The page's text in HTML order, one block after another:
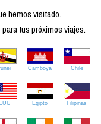
hemos visitado.
tus próximos viajes.
Camboya Chile
Egipto Filipinas